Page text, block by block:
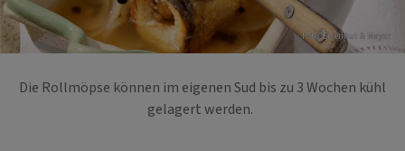
Foto: Eisenhut & Mayer
Die Rollmöpse können im eigenen Sud bis zu 3 Wochen kühl
gelagert werden.